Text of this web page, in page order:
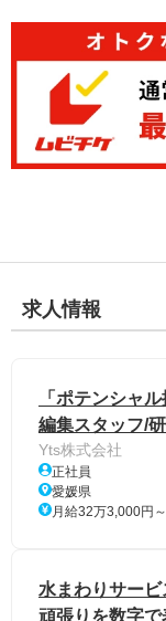
求人情報
「ポテンシャ
編集スタッフ/
Yts株式会社
正社員
愛媛県
月給32万3,000円
水まわりサー
頑張りを数字で